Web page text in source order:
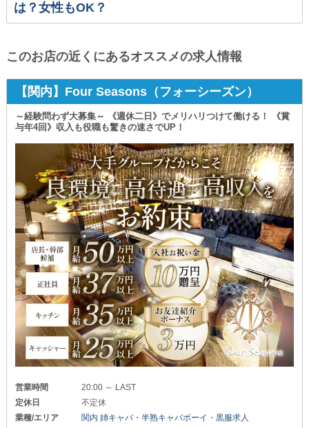
は？女性もOK？
このお店の近くにあるオススメの求人情報
【関内】Four Seasons（フォーシーズン）
～経験問わず大募集～ 《週休二日》でメリハリつけて働ける！ 《賞
与年4回》収入も役職も驚きの速さでUP！
営業時間
20:00 ～ LAST
定休日
不定休
業種/エリア
関内 姉キャバ・半熟キャバボーイ・黒服求人